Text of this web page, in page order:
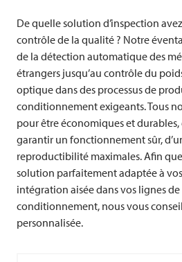
De quelle solution d’inspection
contrôle de la qualité ? Notre
de la détection automatique des
étrangers jusqu’au contrôle du
optique dans des processus de
conditionnement exigeants. Tous
pour être économiques et
garantir un fonctionnement sûr,
reproductibilité maximales. Afin
solution parfaitement adaptée à
intégration aisée dans vos lignes
conditionnement, nous vous
personnalisée.